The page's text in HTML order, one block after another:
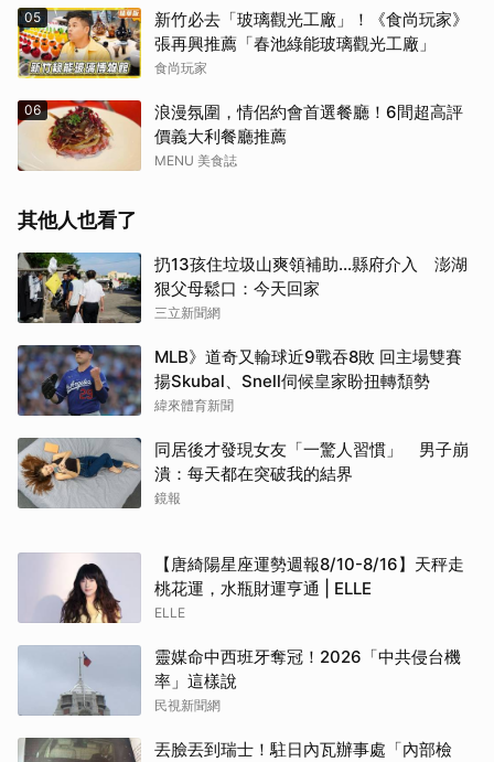
05
新竹必去「玻璃觀光工廠」！《食尚玩家》
張再興推薦「春池綠能玻璃觀光工廠」
食尚玩家
06
浪漫氛圍，情侶約會首選餐廳！6間超高評
價義大利餐廳推薦
MENU 美食誌
其他人也看了
扔13孩住垃圾山爽領補助…縣府介入 澎湖
狠父母鬆口：今天回家
三立新聞網
MLB》道奇又輸球近9戰吞8敗 回主場雙賽
揚Skubal、Snell伺候皇家盼扭轉頹勢
緯來體育新聞
同居後才發現女友「一驚人習慣」 男子崩
潰：每天都在突破我的結界
鏡報
【唐綺陽星座運勢週報8/10-8/16】天秤走
桃花運，水瓶財運亨通 | ELLE
ELLE
靈媒命中西班牙奪冠！2026「中共侵台機
率」這樣說
民視新聞網
丟臉丟到瑞士！駐日內瓦辦事處「內部檢